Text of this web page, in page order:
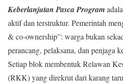
Keberlanjutan Pasca Program
aktif dan terstruktur. Pemerintah
& co-ownership”: warga bukan
perancang, pelaksana, dan penjaga
Setiap blok membentuk Relawan
(RKK) yang direkrut dari karang